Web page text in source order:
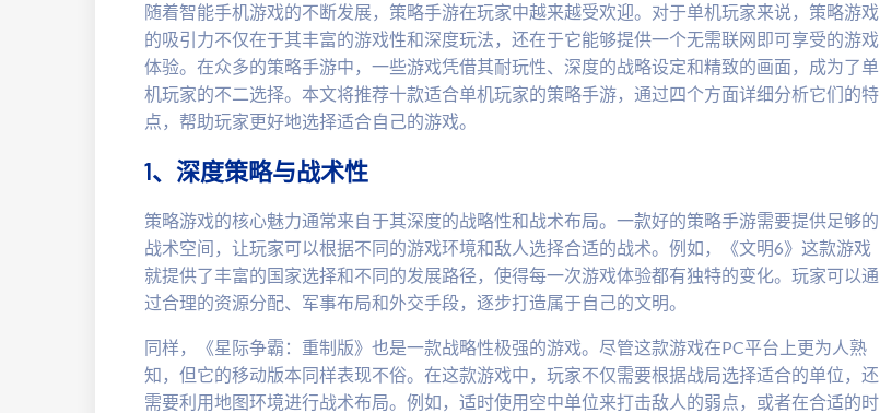
随着智能手机游戏的不断发展，策略手游在玩家中越来越受欢迎。对于单机玩家来说，策略游戏
的吸引力不仅在于其丰富的游戏性和深度玩法，还在于它能够提供一个无需联网即可享受的游戏
体验。在众多的策略手游中，一些游戏凭借其耐玩性、深度的战略设定和精致的画面，成为了单
机玩家的不二选择。本文将推荐十款适合单机玩家的策略手游，通过四个方面详细分析它们的特
点，帮助玩家更好地选择适合自己的游戏。
1、深度策略与战术性
策略游戏的核心魅力通常来自于其深度的战略性和战术布局。一款好的策略手游需要提供足够的
战术空间，让玩家可以根据不同的游戏环境和敌人选择合适的战术。例如，《文明6》这款游戏
就提供了丰富的国家选择和不同的发展路径，使得每一次游戏体验都有独特的变化。玩家可以通
过合理的资源分配、军事布局和外交手段，逐步打造属于自己的文明。
同样，《星际争霸：重制版》也是一款战略性极强的游戏。尽管这款游戏在PC平台上更为人熟
知，但它的移动版本同样表现不俗。在这款游戏中，玩家不仅需要根据战局选择适合的单位，还
需要利用地图环境进行战术布局。例如，适时使用空中单位来打击敌人的弱点，或者在合适的时